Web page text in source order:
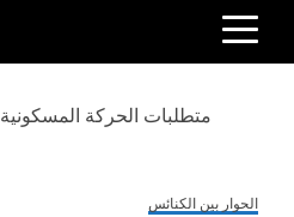
متطلبات الحركة المسكونية
الحوار بين الكنائس